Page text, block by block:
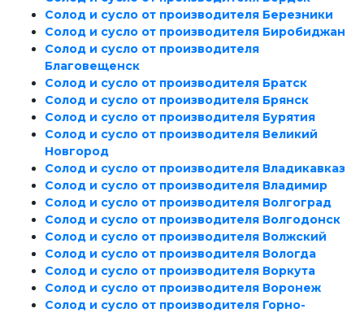
Солод и сусло от производителя Березники
Солод и сусло от производителя Биробиджан
Солод и сусло от производителя
Благовещенск
Солод и сусло от производителя Братск
Солод и сусло от производителя Брянск
Солод и сусло от производителя Бурятия
Солод и сусло от производителя Великий
Новгород
Солод и сусло от производителя Владикавказ
Солод и сусло от производителя Владимир
Солод и сусло от производителя Волгоград
Солод и сусло от производителя Волгодонск
Солод и сусло от производителя Волжский
Солод и сусло от производителя Вологда
Солод и сусло от производителя Воркута
Солод и сусло от производителя Воронеж
Солод и сусло от производителя Горно-